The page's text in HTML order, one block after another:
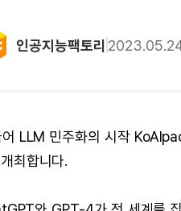
인공지능팩토리
LLM 민주화의 시작
최합니다.